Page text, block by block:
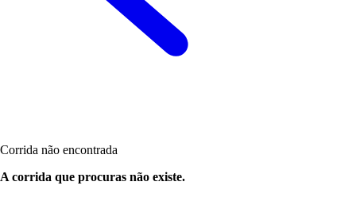
Corrida não encontrada
A corrida que procuras não existe.